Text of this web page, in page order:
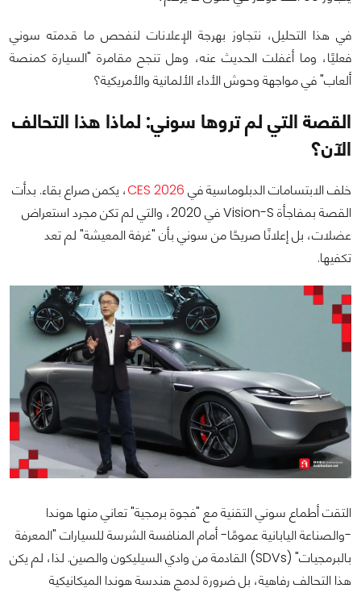
في هذا التحليل، نتجاوز بهرجة الإعلانات لنفحص ما قدمته سوني
فعليًا، وما أغفلت الحديث عنه، وهل تنجح مقامرة "السيارة كمنصة
ألعاب" في مواجهة وحوش الأداء الألمانية والأمريكية؟
القصة التي لم تروها سوني: لماذا هذا التحالف
الآن؟
خلف الابتسامات الدبلوماسية في CES 2026، يكمن صراع بقاء. بدأت
القصة بمفاجأة Vision-S في 2020، والتي لم تكن مجرد استعراض
عضلات، بل إعلانًا صريحًا من سوني بأن "غرفة المعيشة" لم تعد
تكفيها.
التقت أطماع سوني التقنية مع "فجوة برمجية" تعاني منها هوندا
-والصناعة اليابانية عمومًا- أمام المنافسة الشرسة للسيارات "المعرفة
بالبرمجيات" (SDVs) القادمة من وادي السيليكون والصين. لذا، لم يكن
هذا التحالف رفاهية، بل ضرورة لدمج هندسة هوندا الميكانيكية